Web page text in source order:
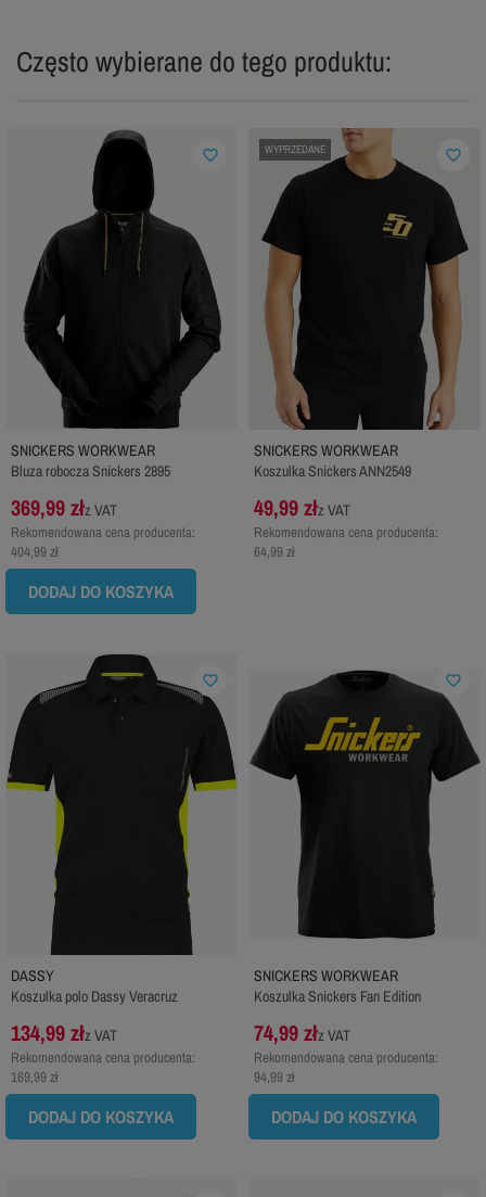
Często wybierane do tego produktu:
SNICKERS WORKWEAR
Bluza robocza Snickers 2895
369,99 złz VAT
Rekomendowana cena producenta:
404,99 zł
DODAJ DO KOSZYKA
favorite_border WYPRZEDANE
SNICKERS WORKWEAR
Koszulka Snickers ANN2549
49,99 złz VAT
Rekomendowana cena producenta:
64,99 zł
favorite_border
DASSY
Koszulka polo Dassy Veracruz
134,99 złz VAT
Rekomendowana cena producenta:
169,99 zł
DODAJ DO KOSZYKA
favorite_border
SNICKERS WORKWEAR
Koszulka Snickers Fan Edition
74,99 złz VAT
Rekomendowana cena producenta:
94,99 zł
DODAJ DO KOSZYKA
favorite_border